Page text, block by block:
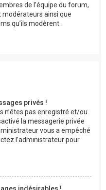
de l’équipe du forum,
ainsi que
qu’ils modèrent.
privés !
n’êtes pas enregistré et/ou
la messagerie privée
vous a empêché
l’administrateur pour